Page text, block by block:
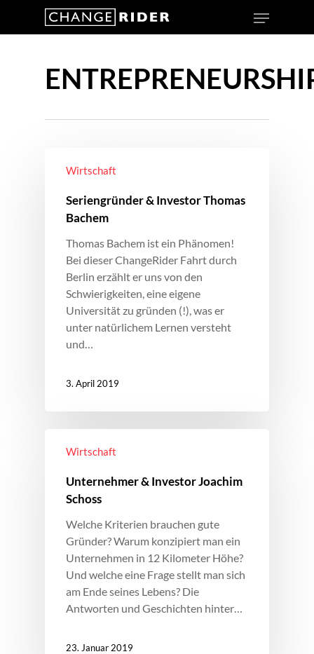
Wirtschaft
Seriengründer & Investor Thomas
Bachem
Thomas Bachem ist ein Phänomen!
Bei dieser ChangeRider Fahrt durch
Berlin erzählt er uns von den
Schwierigkeiten, eine eigene
Universität zu gründen (!), was er
unter natürlichem Lernen versteht
und…
3. April 2019
Wirtschaft
Unternehmer & Investor Joachim
Schoss
Welche Kriterien brauchen gute
Gründer? Warum konzipiert man ein
Unternehmen in 12 Kilometer Höhe?
Und welche eine Frage stellt man sich
am Ende seines Lebens? Die
Antworten und Geschichten hinter…
23. Januar 2019